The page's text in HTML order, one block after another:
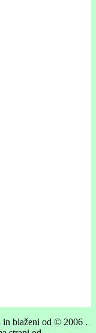
in blaženi od © 2006 .